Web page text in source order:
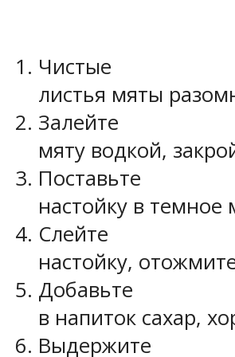
Чистые
листья мяты
Залейте
мяту водкой,
Поставьте
настойку в темное
Слейте
настойку,
Добавьте
в напиток сахар,
Выдержите